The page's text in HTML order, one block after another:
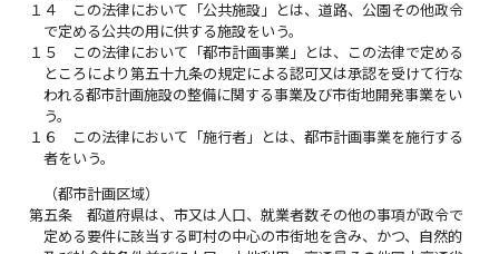
１４
この法律において「公共施設」とは、道路、公園その他政令
で定める公共の用に供する施設をいう。
１５
この法律において「都市計画事業」とは、この法律で定める
ところにより第五十九条の規定による認可又は承認を受けて行な
われる都市計画施設の整備に関する事業及び市街地開発事業をい
う。
１６
この法律において「施行者」とは、都市計画事業を施行する
者をいう。
（都市計画区域）
第五条
都道府県は、市又は人口、就業者数その他の事項が政令で
定める要件に該当する町村の中心の市街地を含み、かつ、自然的